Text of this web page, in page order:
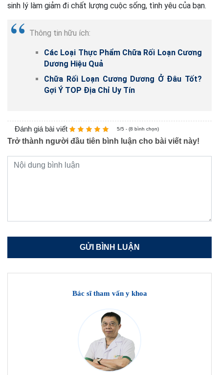
sinh lý làm giảm đi chất lượng cuộc sống, tình yêu của bạn.
Thông tin hữu ích:
Các Loại Thực Phẩm Chữa Rối Loạn Cương
Dương Hiệu Quả
Chữa Rối Loạn Cương Dương Ở Đâu Tốt?
Gợi Ý TOP Địa Chỉ Uy Tín
Đánh giá bài viết 5/5 - (8 bình chọn)
Trở thành người đầu tiên bình luận cho bài viết này!
Bác sĩ tham vấn y khoa